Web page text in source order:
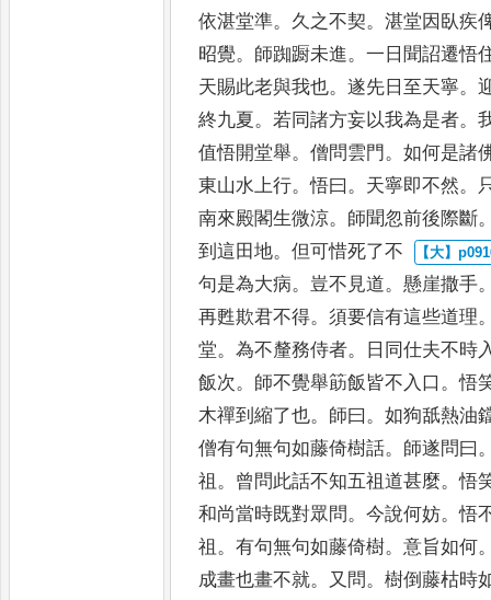
依湛堂準。 久之不契。湛堂因臥疾
昭覺。 師踟蹰未進。一日聞詔遷悟
天賜此老與我也。遂先日至天寧。
終九夏。若同諸方妄以我為是者。
值悟開堂舉。僧問雲門。如何是諸
東山水上行。悟曰。 天寧即不然。
南來殿閣生微涼。 師聞忽前後際斷
到這田地。但可惜死了不
句是為大病。 豈不見道。懸崖撒手
再甦欺君不得。須要信有這些道理
堂。為不釐務侍者。
日同仕夫不時
飯次。 師不覺舉筯飯皆不入口 。悟
木禪到縮了也。 師曰。如狗舐熱油
僧有句無句如藤倚樹話。 師遂問曰
祖 。 曾 問此話不知五祖道甚麼。悟
和尚當時既對眾問。今說何妨。悟
祖 。有句無句如藤倚樹。意旨如何
成畫也畫不就。 又問。樹倒藤枯時